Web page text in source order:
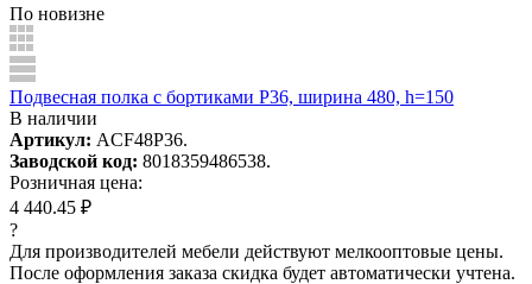
По новизне
Подвесная полка с бортиками P36, ширина 480, h=150
В наличии
Артикул: ACF48P36.
Заводской код: 8018359486538.
Розничная цена:
4 440.45 ₽
?
Для производителей мебели действуют мелкооптовые цены.
После оформления заказа скидка будет автоматически учтена.